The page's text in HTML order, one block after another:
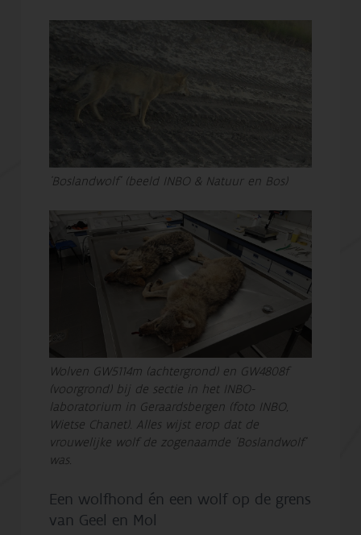
'Boslandwolf' (beeld INBO & Natuur en Bos)
Wolven GW5114m (achtergrond) en GW4808f
(voorgrond) bij de sectie in het INBO-
laboratorium in Geraardsbergen (foto INBO,
Wietse Chanet). Alles wijst erop dat de
vrouwelijke wolf de zogenaamde 'Boslandwolf'
was.
Een wolfhond én een wolf op de grens
van Geel en Mol